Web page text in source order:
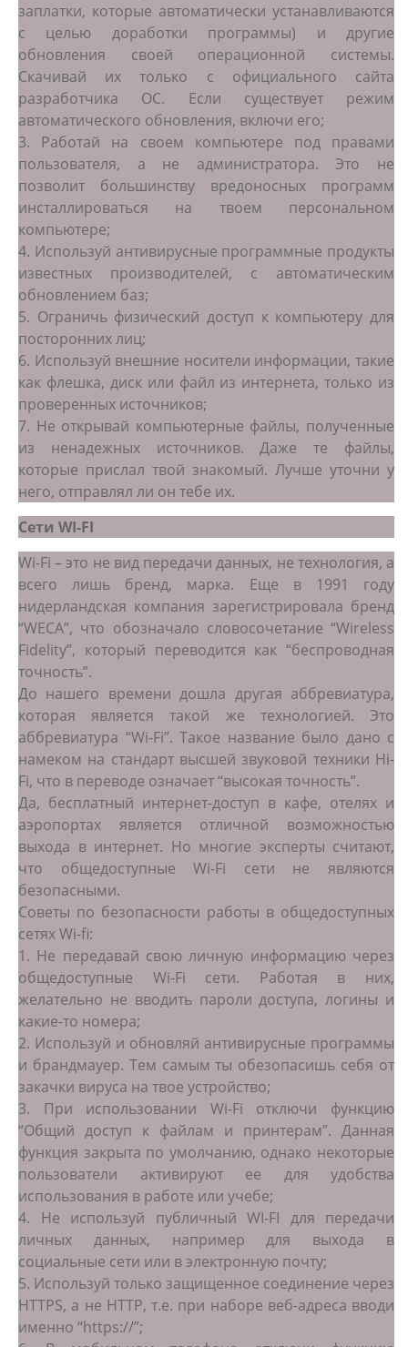
заплатки, которые автоматически устанавливаются
с целью доработки программы) и другие
обновления своей операционной системы.
Скачивай их только с официального сайта
разработчика ОС. Если существует режим
автоматического обновления, включи его;
3. Работай на своем компьютере под правами
пользователя, а не администратора. Это не
позволит большинству вредоносных программ
инсталлироваться на твоем персональном
компьютере;
4. Используй антивирусные программные продукты
известных производителей, с автоматическим
обновлением баз;
5. Ограничь физический доступ к компьютеру для
посторонних лиц;
6. Используй внешние носители информации, такие
как флешка, диск или файл из интернета, только из
проверенных источников;
7. Не открывай компьютерные файлы, полученные
из ненадежных источников. Даже те файлы,
которые прислал твой знакомый. Лучше уточни у
него, отправлял ли он тебе их.
Сети WI-FI
Wi-Fi – это не вид передачи данных, не технология, а
всего лишь бренд, марка. Еще в 1991 году
нидерландская компания зарегистрировала бренд
“WECA”, что обозначало словосочетание “Wireless
Fidelity”, который переводится как “беспроводная
точность”.
До нашего времени дошла другая аббревиатура,
которая является такой же технологией. Это
аббревиатура “Wi-Fi”. Такое название было дано с
намеком на стандарт высшей звуковой техники Hi-
Fi, что в переводе означает “высокая точность”.
Да, бесплатный интернет-доступ в кафе, отелях и
аэропортах является отличной возможностью
выхода в интернет. Но многие эксперты считают,
что общедоступные Wi-Fi сети не являются
безопасными.
Советы по безопасности работы в общедоступных
сетях Wi-fi:
1. Не передавай свою личную информацию через
общедоступные Wi-Fi сети. Работая в них,
желательно не вводить пароли доступа, логины и
какие-то номера;
2. Используй и обновляй антивирусные программы
и брандмауер. Тем самым ты обезопасишь себя от
закачки вируса на твое устройство;
3. При использовании Wi-Fi отключи функцию
“Общий доступ к файлам и принтерам”. Данная
функция закрыта по умолчанию, однако некоторые
пользователи активируют ее для удобства
использования в работе или учебе;
4. Не используй публичный WI-FI для передачи
личных данных, например для выхода в
социальные сети или в электронную почту;
5. Используй только защищенное соединение через
HTTPS, а не HTTP, т.е. при наборе веб-адреса вводи
именно “https://”;